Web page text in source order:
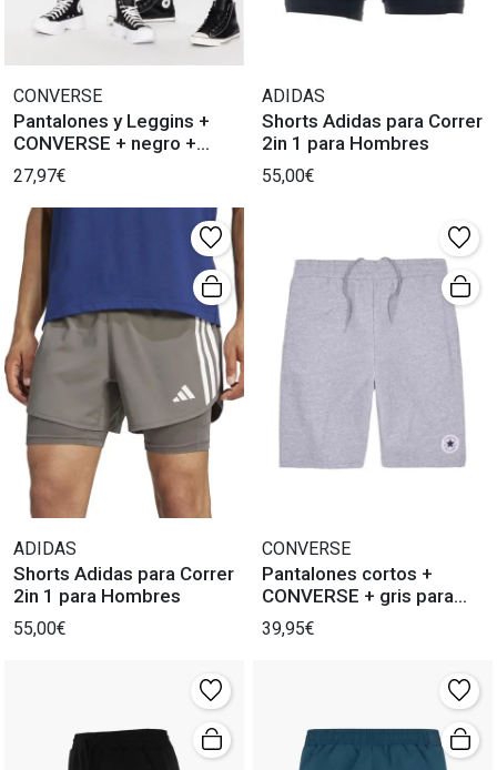
CONVERSE
Pantalones y Leggins +
CONVERSE + negro +
Hombre.
27,97€
ADIDAS
Shorts Adidas para Correr
2in 1 para Hombres
55,00€
ADIDAS
Shorts Adidas para Correr
2in 1 para Hombres
55,00€
CONVERSE
Pantalones cortos +
CONVERSE + gris para
Hombre
39,95€